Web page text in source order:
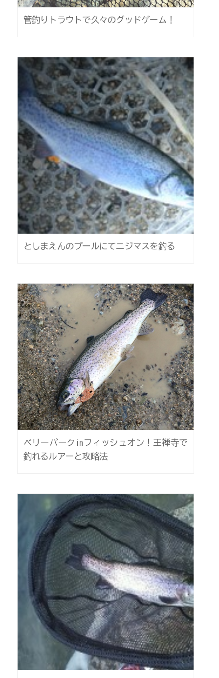
管釣りトラウトで久々のグッドゲーム！
としまえんのプールにてニジマスを釣る
ベリーパークinフィッシュオン！王禅寺で
釣れるルアーと攻略法